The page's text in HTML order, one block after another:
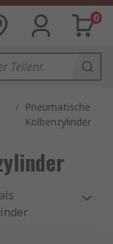
0
/ Pneumatische
Kolbenzylinder